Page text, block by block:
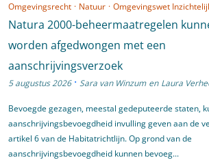
Omgevingsrecht · Natuur · Omgevingswet
Natura 2000-beheermaatregelen
worden afgedwongen met een
aanschrijvingsverzoek
5 augustus 2026 · Sara van Winzum en Laura
Bevoegde gezagen, meestal gedeputeerde staten,
aanschrijvingsbevoegdheid invulling geven aan de
artikel 6 van de Habitatrichtlijn. Op grond van de
aanschrijvingsbevoegdheid kunnen bevoeg...